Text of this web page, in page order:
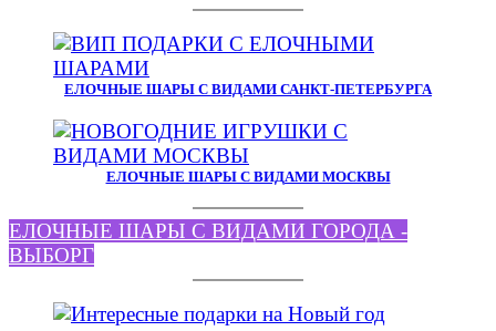
ЕЛОЧНЫЕ ШАРЫ С ВИДАМИ САНКТ-ПЕТЕРБУРГА
ЕЛОЧНЫЕ ШАРЫ С ВИДАМИ МОСКВЫ
ЕЛОЧНЫЕ ШАРЫ С ВИДАМИ ГОРОДА -
ВЫБОРГ